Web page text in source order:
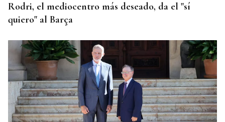
Rodri, el mediocentro más deseado, da el "sí
quiero" al Barça